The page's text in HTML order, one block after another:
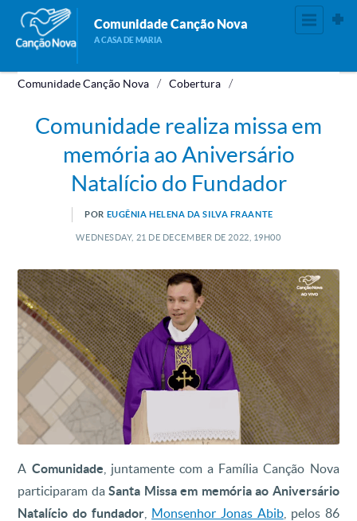
Comunidade Canção Nova
A CASA DE MARIA
Comunidade Canção Nova Cobertura
Comunidade realiza missa em
memória ao Aniversário
Natalício do Fundador
POR EUGÊNIA HELENA DA SILVA FRAANTE
WEDNESDAY, 21 DE DECEMBER DE 2022, 19H00
A Comunidade , juntamente com a Família Canção Nova
participaram daSanta Missa em memória ao Aniversário
Natalício do fundador Monsenhor Jonas Abib, pelos 86